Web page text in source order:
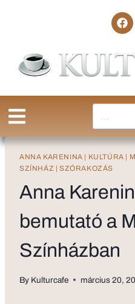
ANNA KARENINA | KULTÚRA |
SZÍNHÁZ | SZÓRAKOZÁS
Anna
bemutató a
Színházban
By Kulturcafe március 20,